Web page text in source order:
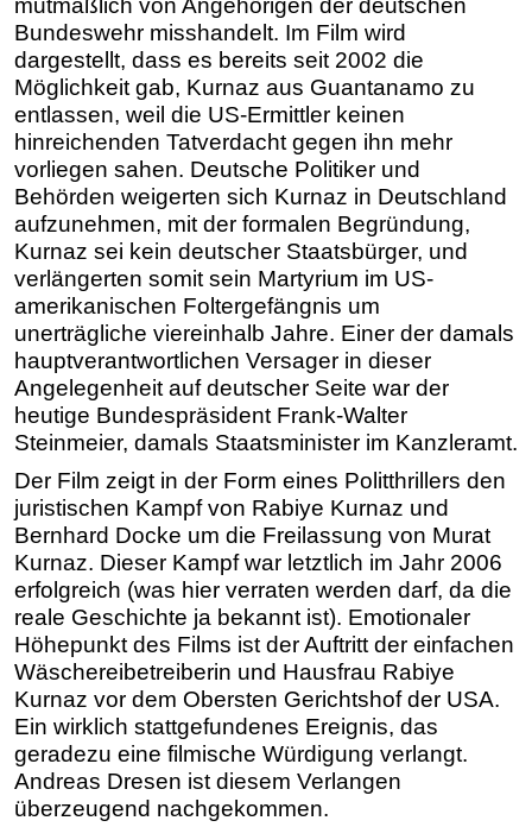
mutmaßlich von Angehörigen der deutschen
Bundeswehr misshandelt. Im Film wird
dargestellt, dass es bereits seit 2002 die
Möglichkeit gab, Kurnaz aus Guantanamo zu
entlassen, weil die US-Ermittler keinen
hinreichenden Tatverdacht gegen ihn mehr
vorliegen sahen. Deutsche Politiker und
Behörden weigerten sich Kurnaz in Deutschland
aufzunehmen, mit der formalen Begründung,
Kurnaz sei kein deutscher Staatsbürger, und
verlängerten somit sein Martyrium im US-
amerikanischen Foltergefängnis um
unerträgliche viereinhalb Jahre. Einer der damals
hauptverantwortlichen Versager in dieser
Angelegenheit auf deutscher Seite war der
heutige Bundespräsident Frank-Walter
Steinmeier, damals Staatsminister im Kanzleramt.
Der Film zeigt in der Form eines Politthrillers den
juristischen Kampf von Rabiye Kurnaz und
Bernhard Docke um die Freilassung von Murat
Kurnaz. Dieser Kampf war letztlich im Jahr 2006
erfolgreich (was hier verraten werden darf, da die
reale Geschichte ja bekannt ist). Emotionaler
Höhepunkt des Films ist der Auftritt der einfachen
Wäschereibetreiberin und Hausfrau Rabiye
Kurnaz vor dem Obersten Gerichtshof der USA.
Ein wirklich stattgefundenes Ereignis, das
geradezu eine filmische Würdigung verlangt.
Andreas Dresen ist diesem Verlangen
überzeugend nachgekommen.